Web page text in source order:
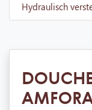
Hydraulisch